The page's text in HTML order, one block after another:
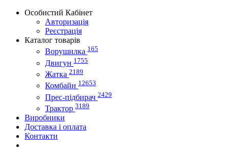
Особистий Кабінет
Авторизація
Реєстрація
Каталог товарів
Ворушилка 165
Двигун 1755
Жатка 2189
Комбайн 12653
Прес-підбирач 2429
Трактор 3189
Виробники
Доставка і оплата
Контакти